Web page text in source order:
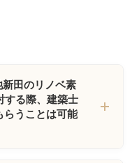
新田のリノベ素
する際、建築士
らうことは可能